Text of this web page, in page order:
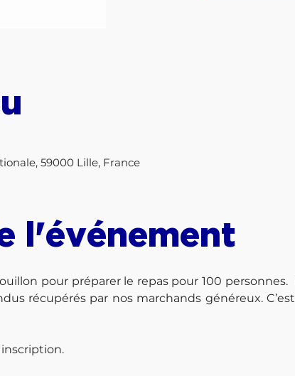
59000 Lille, France
l'événement
pour préparer le repas pour 100 personnes.
récupérés par nos marchands généreux.